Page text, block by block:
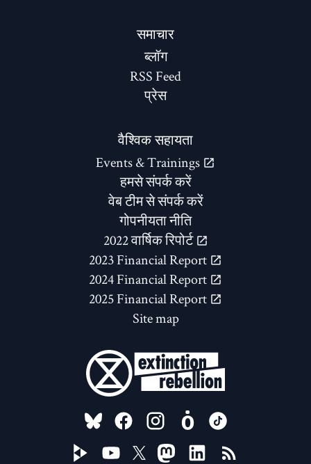
समाचार
ब्लॉग
RSS Feed
प्रेस
वैश्विक सहायता
Events & Trainings
हमसे संपर्क करें
वेब टीम से संपर्क करें
गोपनीयता नीति
2022 वार्षिक रिपोर्ट
2023 Financial Report
2024 Financial Report
2025 Financial Report
Site map
FOLLOW US ON